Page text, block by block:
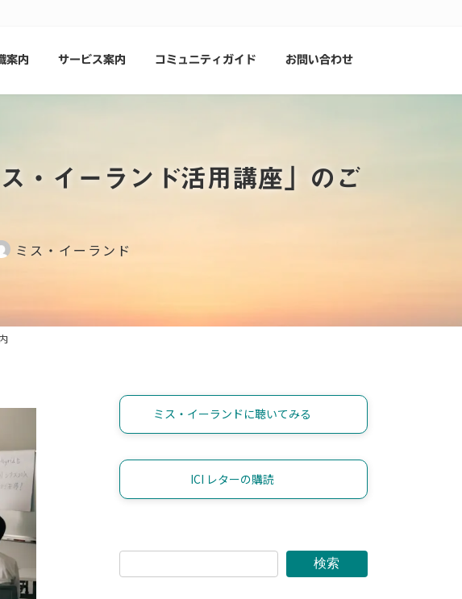
案内 サービス案内 コミュニティガイド お問い合わせ
・イーランド活用講座」のご
ミス・イーランド
ミス・イーランドに聴いてみる
ICI レターの購読
検索